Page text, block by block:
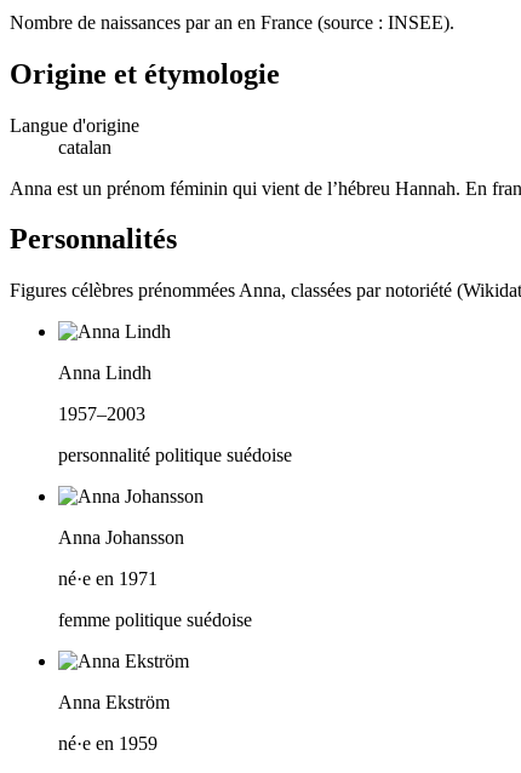
Nombre de naissances par an en France (source : INSEE).
Origine et étymologie
Langue d'origine
catalan
Anna est un prénom féminin qui vient de l’hébreu Hannah. En
Personnalités
Figures célèbres prénommées Anna, classées par notoriété
Anna Lindh
1957–2003
personnalité politique suédoise
Anna Johansson
né·e en 1971
femme politique suédoise
Anna Ekström
né·e en 1959